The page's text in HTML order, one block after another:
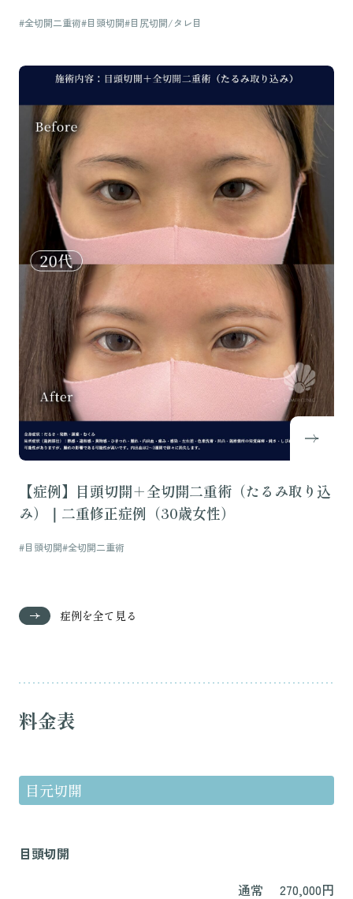
#全切開二重術#目頭切開#目尻切開/タレ目
【症例】目頭切開＋全切開二重術（たるみ取り込
み）｜二重修正症例（30歳女性）
#目頭切開#全切開二重術
症例を全て見る
料金表
目元切開
目頭切開
通常
270,000円